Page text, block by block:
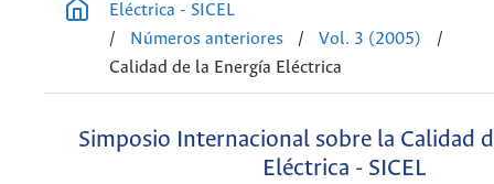
Eléctrica - SICEL
/
Números anteriores / Vol. 3 (2005)
/
Calidad de la Energía Eléctrica
Simposio Internacional sobre la Calidad
Eléctrica - SICEL